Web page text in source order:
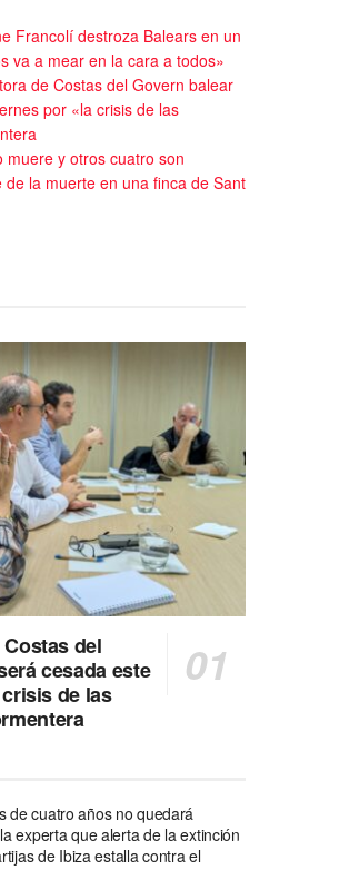
Francolí destroza Balears en un
va a mear en la cara a todos»
de Costas del Govern balear
por «la crisis de las
muere y otros cuatro son
de la muerte en una finca de Sant
del
cesada este
de las
de cuatro años no quedará
experta que alerta de la extinción
de Ibiza estalla contra el